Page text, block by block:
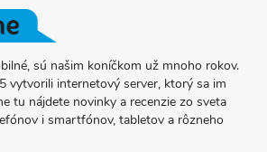
sú našim koníčkom už mnoho rokov.
vytvorili internetový server, ktorý sa im
tu nájdete novinky a recenzie zo sveta
i smartfónov, tabletov a rôzneho